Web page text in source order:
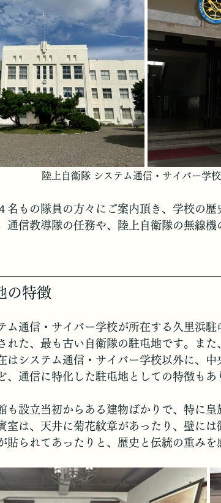
陸上自衛隊 システム通信・サイバー学
名もの隊員の方々にご案内頂き、学校の
通信教導隊の任務や、陸上自衛隊の無線
の特徴
ム通信・サイバー学校が所在する久里浜
れた、最も古い自衛隊の駐屯地です。ま
はシステム通信・サイバー学校以外に、
、通信に特化した駐屯地としての特徴もあ
も設立当初からある建物ばかりで、特に
室は、天井に菊花紋章があったり、壁には
貼られてあったりと、歴史と伝統の重みを